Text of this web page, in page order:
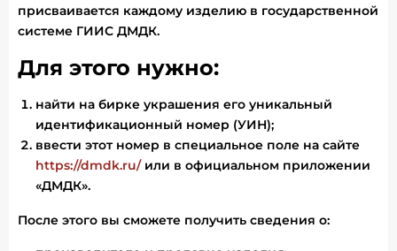
присваивается каждому изделию в государственной
системе ГИИС ДМДК.
Для этого нужно:
найти на бирке украшения его уникальный
идентификационный номер (УИН);
ввести этот номер в специальное поле на сайте
https://dmdk.ru/или в официальном приложении
«ДМДК».
После этого вы сможете получить сведения о: